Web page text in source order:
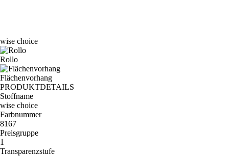
wise choice
Rollo
Flächenvorhang
PRODUKTDETAILS
Stoffname
wise choice
Farbnummer
8167
Preisgruppe
1
Transparenzstufe